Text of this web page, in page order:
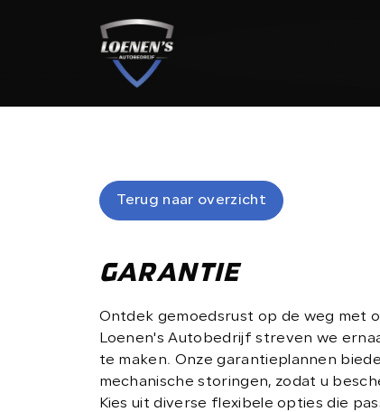
AANBOD
DIENSTEN
WERKPLAATS
OVER ONS
Terug naar overzicht
GARANTIE
Ontdek gemoedsrust op de weg met
Loenen's Autobedrijf streven we
te maken. Onze garantieplannen
mechanische storingen, zodat u
Kies uit diverse flexibele opties die